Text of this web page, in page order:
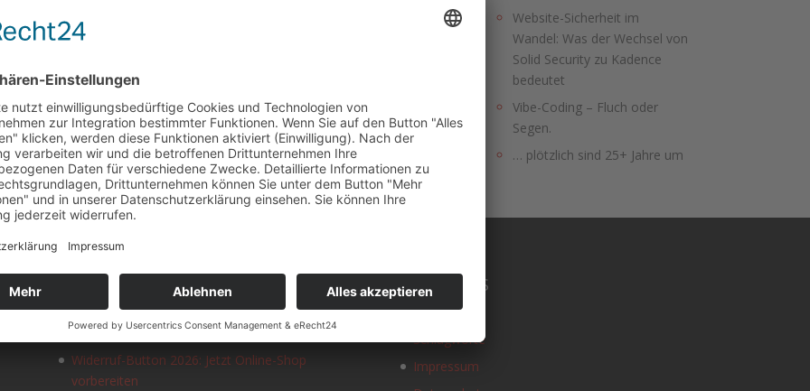
Website-Sicherheit im
Wandel: Was der Wechsel von
Solid Security zu Kadence
bedeutet
Vibe-Coding – Fluch oder
Segen.
… plötzlich sind 25+ Jahre um
NEUESTE BEITRÄGE
Content-Marketing: Kennzeichnungspflicht für
KI-generierte Inhalte nach EU AI Act
Widerruf-Button 2026: Jetzt Online-Shop
vorbereiten
SONSTIGES
Kontakt
Schlagworte
Impressum